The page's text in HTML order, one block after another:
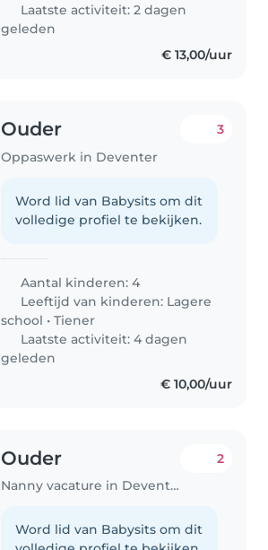
Laatste activiteit: 2 dagen
geleden
€ 13,00/uur
Ouder
Oppaswerk in Deventer
3
Word lid van Babysits om dit
volledige profiel te bekijken.
Aantal kinderen: 4
Leeftijd van kinderen: Lagere
school •Tiener
Laatste activiteit: 4 dagen
geleden
€ 10,00/uur
Ouder
Nanny vacature in Deventer
2
Word lid van Babysits om dit